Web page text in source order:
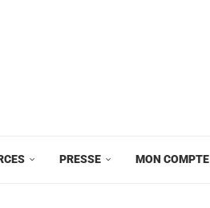
PRESSE MON COMPTE